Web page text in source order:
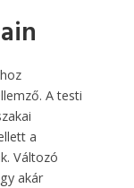
A testi
a
Változó
akár